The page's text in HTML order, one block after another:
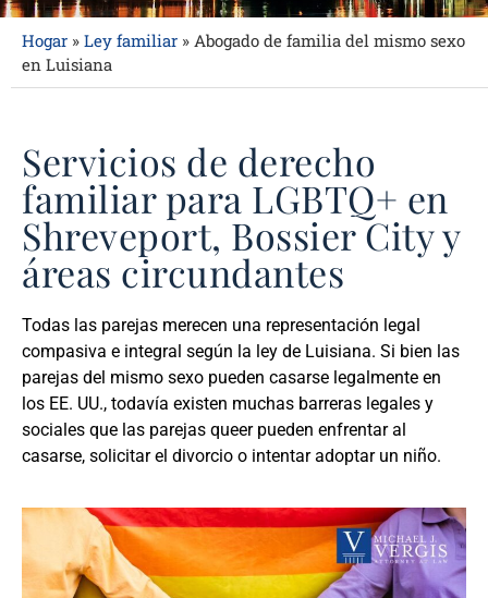
Hogar » Ley familiar » Abogado de familia del mismo sexo
en Luisiana
Servicios de derecho
familiar para LGBTQ+ en
Shreveport, Bossier City y
áreas circundantes
Todas las parejas merecen una representación legal
compasiva e integral según la ley de Luisiana. Si bien las
parejas del mismo sexo pueden casarse legalmente en
los EE. UU., todavía existen muchas barreras legales y
sociales que las parejas queer pueden enfrentar al
casarse, solicitar el divorcio o intentar adoptar un niño.